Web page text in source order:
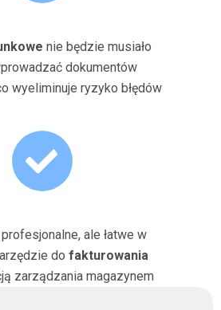
nie będzie musiało
dokumentów
wyeliminuje ryzyko błędów
ale łatwe w
do fakturowania
zarządzania magazynem